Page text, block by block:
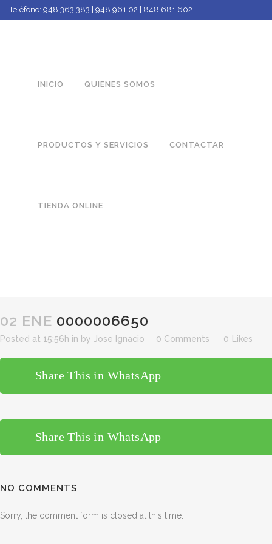
Teléfono: 948 363 383 | 948 961 02 | 848 681 602
INICIO QUIENES SOMOS
PRODUCTOS Y SERVICIOS CONTACTAR
TIENDA ONLINE
02 ENE 0000006650
Posted at 15:56h in by Jose Ignacio 0 Comments 0 Likes
Share This in WhatsApp
Share This in WhatsApp
NO COMMENTS
Sorry, the comment form is closed at this time.